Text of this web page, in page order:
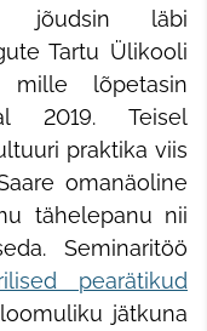
jõudsin läbi
Tartu Ülikooli
mille lõpetasin
2019. Teisel
praktika viis
omanäoline
tähelepanu nii
Seminaritöö
pearätikud
jätkuna